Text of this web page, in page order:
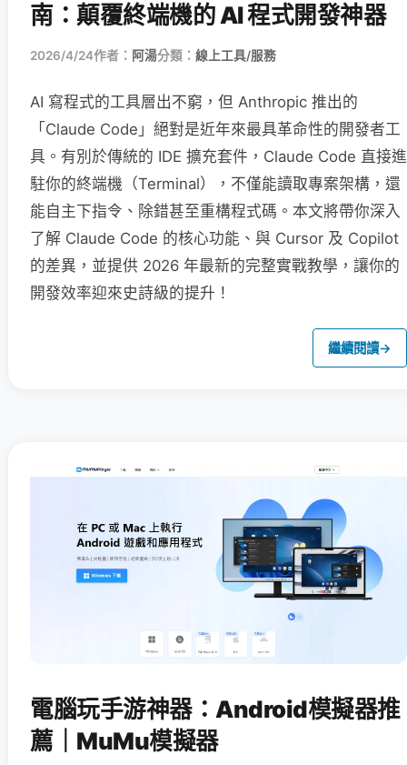
南：顛覆終端機的 AI 程式開發神器
2026/4/24作者： 阿湯分類： 線上工具/服務
AI 寫程式的工具層出不窮，但 Anthropic 推出的
「Claude Code」絕對是近年來最具革命性的開發者工
具。有別於傳統的 IDE 擴充套件，Claude Code 直接進
駐你的終端機（Terminal），不僅能讀取專案架構，還
能自主下指令、除錯甚至重構程式碼。本文將帶你深入
了解 Claude Code 的核心功能、與 Cursor 及 Copilot
的差異，並提供 2026 年最新的完整實戰教學，讓你的
開發效率迎來史詩級的提升！
繼續閱讀→
電腦玩手游神器：Android模擬器推
薦｜MuMu模擬器